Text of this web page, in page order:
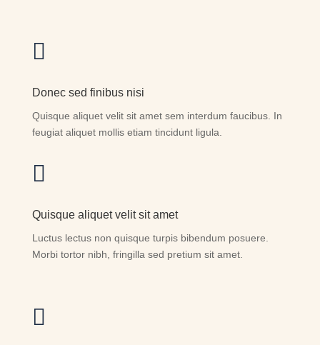

Donec sed finibus nisi
Quisque aliquet velit sit amet sem interdum faucibus. In
feugiat aliquet mollis etiam tincidunt ligula.

Quisque aliquet velit sit amet
Luctus lectus non quisque turpis bibendum posuere.
Morbi tortor nibh, fringilla sed pretium sit amet.
